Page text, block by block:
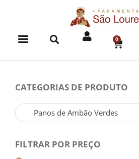
0
CART
CATEGORIAS DE PRODUTO
Panos de Ambão Verdes
FILTRAR POR PREÇO